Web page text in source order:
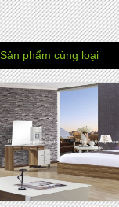
Sản phẩm cùng loại